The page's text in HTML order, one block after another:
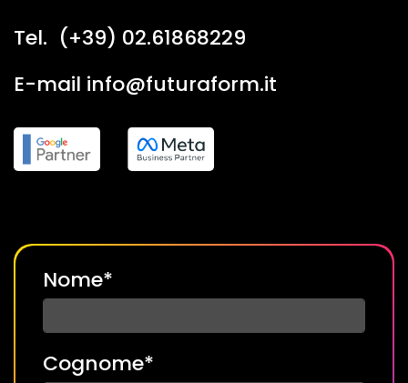
Tel. (+39) 02.61868229
E-mail info@futuraform.it
Nome*
Cognome*